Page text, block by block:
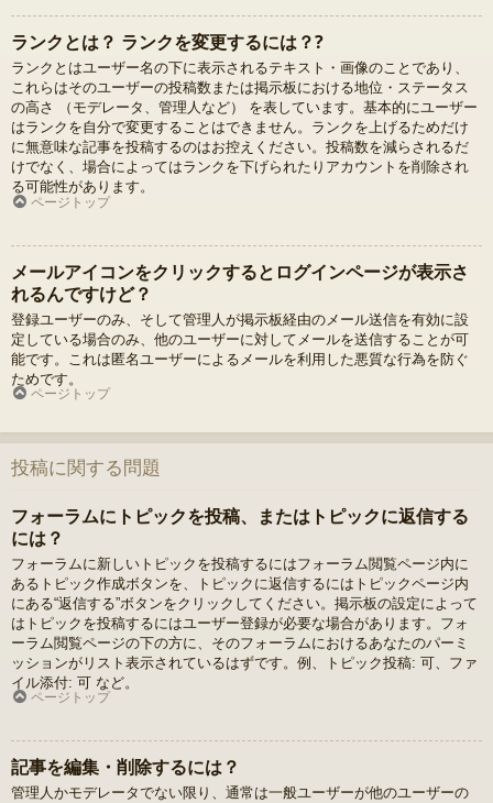
ランクとは？ ランクを変更するには？?
ランクとはユーザー名の下に表示されるテキスト・画像のことであり、
これらはそのユーザーの投稿数または掲示板における地位・ステータス
の高さ （モデレータ、管理人など） を表しています。基本的にユーザー
はランクを自分で変更することはできません。ランクを上げるためだけ
に無意味な記事を投稿するのはお控えください。投稿数を減らされるだ
けでなく、場合によってはランクを下げられたりアカウントを削除され
る可能性があります。
ページトップ
メールアイコンをクリックするとログインページが表示さ
れるんですけど？
登録ユーザーのみ、そして管理人が掲示板経由のメール送信を有効に設
定している場合のみ、他のユーザーに対してメールを送信することが可
能です。これは匿名ユーザーによるメールを利用した悪質な行為を防ぐ
ためです。
ページトップ
投稿に関する問題
フォーラムにトピックを投稿、またはトピックに返信する
には？
フォーラムに新しいトピックを投稿するにはフォーラム閲覧ページ内に
あるトピック作成ボタンを、トピックに返信するにはトピックページ内
にある“返信する”ボタンをクリックしてください。掲示板の設定によって
はトピックを投稿するにはユーザー登録が必要な場合があります。フォ
ーラム閲覧ページの下の方に、そのフォーラムにおけるあなたのパーミ
ッションがリスト表示されているはずです。例、トピック投稿: 可、ファ
イル添付: 可 など。
ページトップ
記事を編集・削除するには？
管理人かモデレータでない限り、通常は一般ユーザーが他のユーザーの